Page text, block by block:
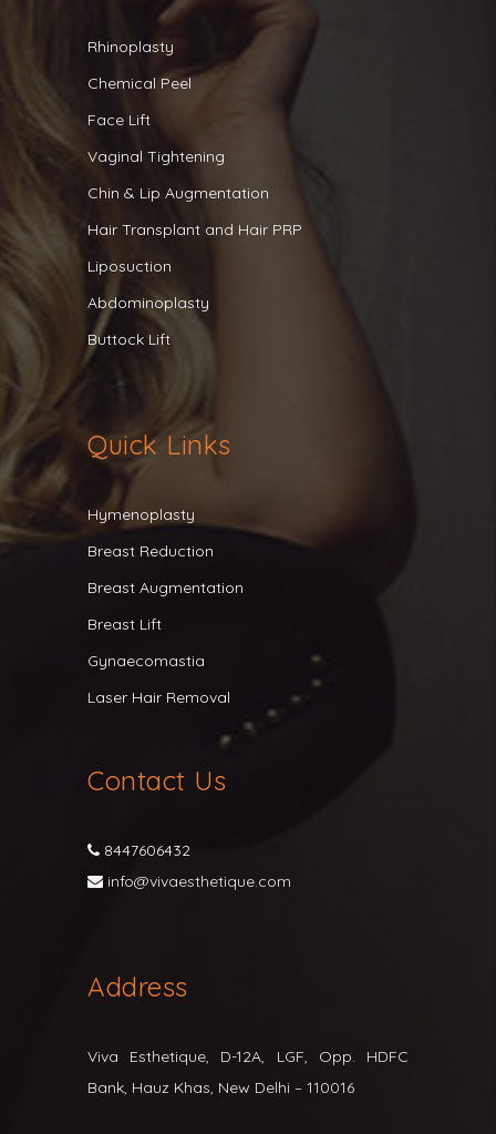
Rhinoplasty
Chemical Peel
Face Lift
Vaginal Tightening
Chin & Lip Augmentation
Hair Transplant and Hair PRP
Liposuction
Abdominoplasty
Buttock Lift
Quick Links
Hymenoplasty
Breast Reduction
Breast Augmentation
Breast Lift
Gynaecomastia
Laser Hair Removal
Contact Us
8447606432
info@vivaesthetique.com
Address
Viva Esthetique, D-12A, LGF, Opp. HDFC
Bank, Hauz Khas, New Delhi – 110016